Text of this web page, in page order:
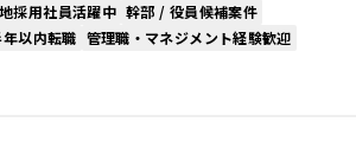
採用社員活躍中 幹部 / 役員候補案件
以内転職 管理職・マネジメント経験歓迎